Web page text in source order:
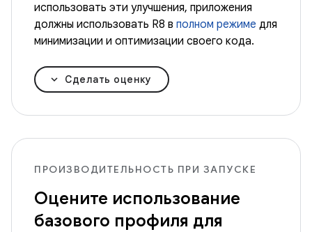
использовать эти улучшения, приложения
должны использовать R8 в полном режиме для
минимизации и оптимизации своего кода.
Сделать оценку
ПРОИЗВОДИТЕЛЬНОСТЬ ПРИ ЗАПУСКЕ
Оцените использование
базового профиля для